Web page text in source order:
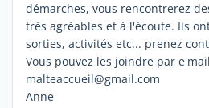
démarches, vous rencontrerez
très agréables et à l'écoute. Ils
sorties, activités etc... prenez
Vous pouvez les joindre par
malteaccueil@gmail.com
Anne